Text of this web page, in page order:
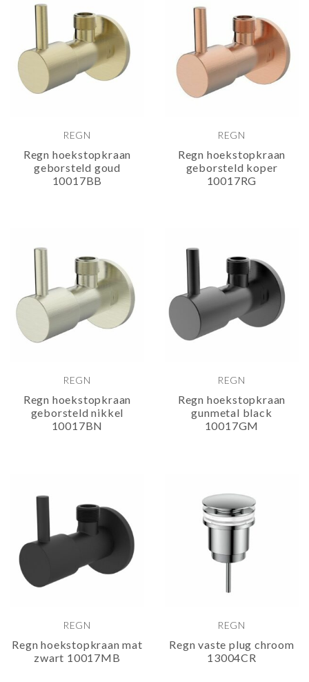
REGN
Regn hoekstopkraan
geborsteld goud
10017BB
REGN
Regn hoekstopkraan
geborsteld koper
10017RG
REGN
Regn hoekstopkraan
geborsteld nikkel
10017BN
REGN
Regn hoekstopkraan
gunmetal black
10017GM
REGN
Regn hoekstopkraan mat
zwart 10017MB
REGN
Regn vaste plug chroom
13004CR